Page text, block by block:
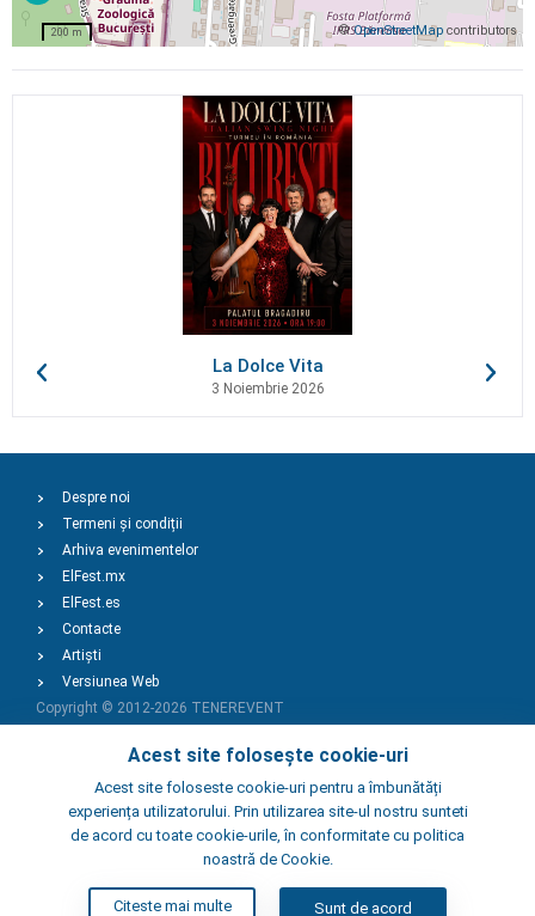
©OpenStreetMap contributors
200 m
La Dolce Vita
3 Noiembrie 2026
Acest site folosește cookie-uri
Acest site foloseste cookie-uri pentru a îmbunătăți
experiența utilizatorului. Prin utilizarea site-ul nostru sunteti
de acord cu toate cookie-urile, în conformitate cu politica
noastră de Cookie.
Citeste mai multe Sunt de acord
Despre noi
Termeni și condiții
Arhiva evenimentelor
ElFest.mx
ElFest.es
Contacte
Artiști
Versiunea Web
Copyright © 2012-2026 TENEREVENT
Adaugă Eveniment
Adaugă Local